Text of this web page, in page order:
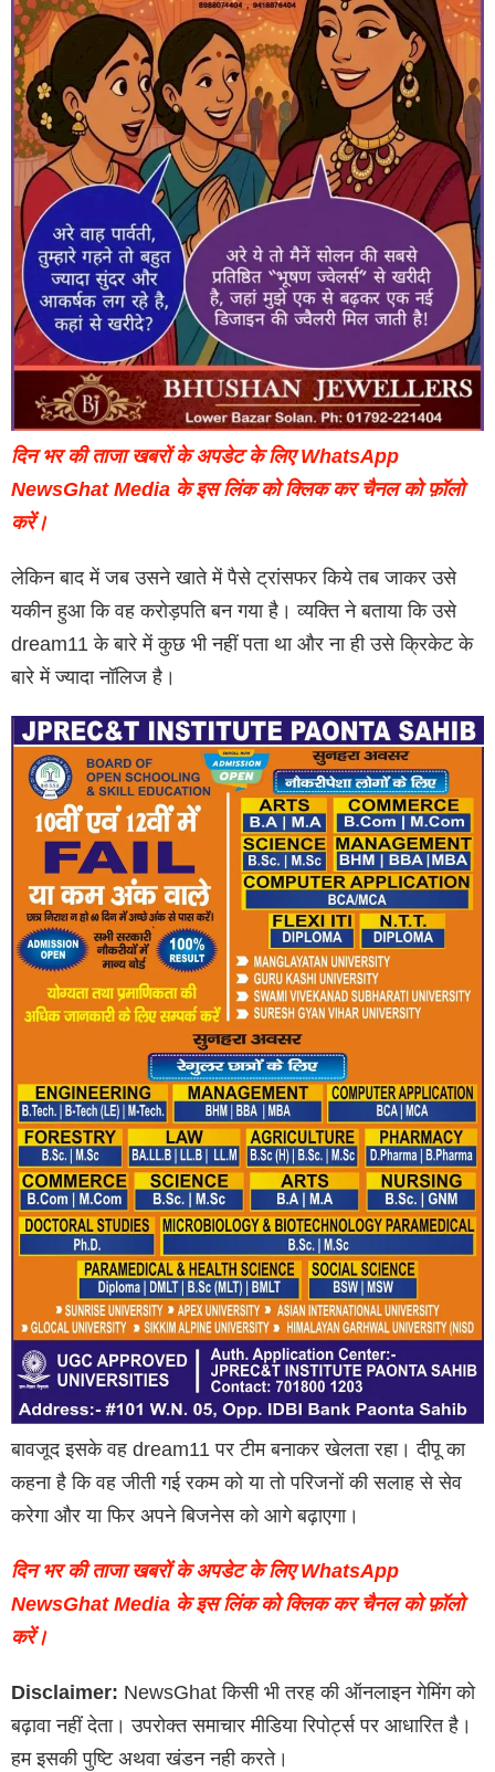
दिन भर की ताजा खबरों के अपडेट के लिए WhatsApp
NewsGhat Media के इस लिंक को क्लिक कर चैनल को फ़ॉलो
करें।
लेकिन बाद में जब उसने खाते में पैसे ट्रांसफर किये तब जाकर उसे
यकीन हुआ कि वह करोड़पति बन गया है। व्यक्ति ने बताया कि उसे
dream11 के बारे में कुछ भी नहीं पता था और ना ही उसे क्रिकेट के
बारे में ज्यादा नॉलिज है।
बावजूद इसके वह dream11 पर टीम बनाकर खेलता रहा। दीपू का
कहना है कि वह जीती गई रकम को या तो परिजनों की सलाह से सेव
करेगा और या फिर अपने बिजनेस को आगे बढ़ाएगा।
दिन भर की ताजा खबरों के अपडेट के लिए WhatsApp
NewsGhat Media के इस लिंक को क्लिक कर चैनल को फ़ॉलो
करें।
Disclaimer: NewsGhat किसी भी तरह की ऑनलाइन गेमिंग को
बढ़ावा नहीं देता। उपरोक्त समाचार मीडिया रिपोर्ट्स पर आधारित है।
हम इसकी पुष्टि अथवा खंडन नही करते।